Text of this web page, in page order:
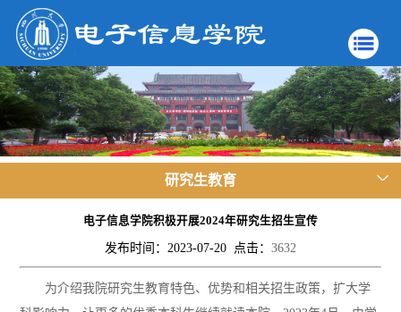
研究生教育
电子信息学院积极开展2024年研究生招生宣传
发布时间：2023-07-20 点击： 3632
为介绍我院研究生教育特色、优势和相关招生政策，扩大学